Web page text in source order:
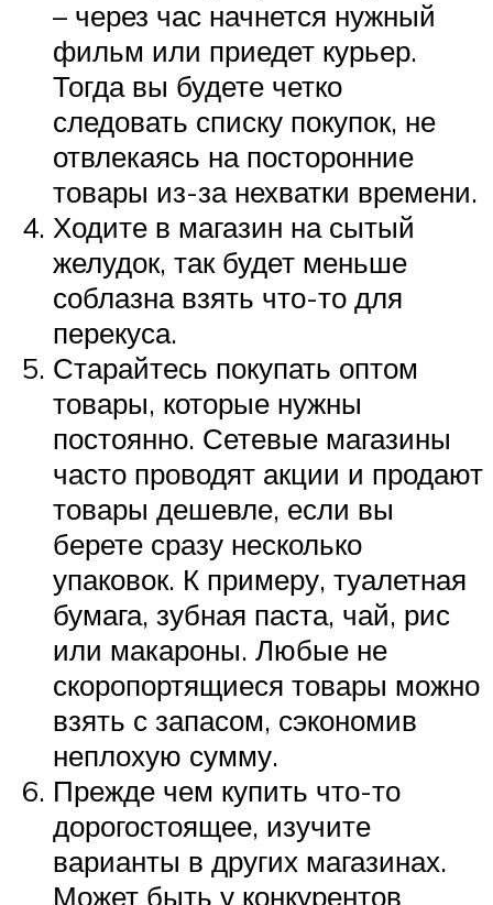
– через час начнется нужный
фильм или приедет курьер.
Тогда вы будете четко
следовать списку покупок, не
отвлекаясь на посторонние
товары из-за нехватки времени.
Ходите в магазин на сытый
желудок, так будет меньше
соблазна взять что-то для
перекуса.
Старайтесь покупать оптом
товары, которые нужны
постоянно. Сетевые магазины
часто проводят акции и продают
товары дешевле, если вы
берете сразу несколько
упаковок. К примеру, туалетная
бумага, зубная паста, чай, рис
или макароны. Любые не
скоропортящиеся товары можно
взять с запасом, сэкономив
неплохую сумму.
Прежде чем купить что-то
дорогостоящее, изучите
варианты в других магазинах.
Может быть у конкурентов